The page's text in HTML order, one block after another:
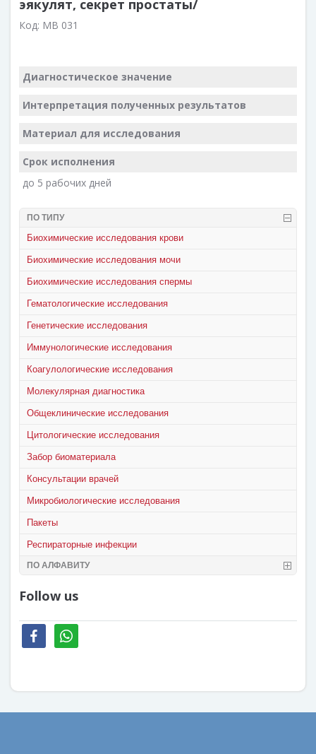
эякулят, секрет простаты/
Код: MB 031
Диагностическое значение
Интерпретация полученных результатов
Материал для исследования
Срок исполнения
до 5 рабочих дней
ПО ТИПУ
Биохимические исследования крови
Биохимические исследования мочи
Биохимические исследования спермы
Гематологические исследования
Генетические исследования
Иммунологические исследования
Коагулологические исследования
Молекулярная диагностика
Общеклинические исследования
Цитологические исследования
Забор биоматериала
Консультации врачей
Микробиологические исследования
Пакеты
Респираторные инфекции
ПО АЛФАВИТУ
Follow us
facebookwhatsapp